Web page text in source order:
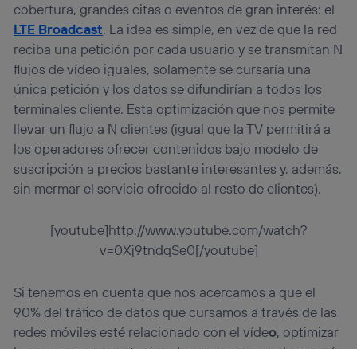
cobertura, grandes citas o eventos de gran interés: el
LTE Broadcast. La idea es simple, en vez de que la red
reciba una petición por cada usuario y se transmitan N
flujos de vídeo iguales, solamente se cursaría una
única petición y los datos se difundirían a todos los
terminales cliente. Esta optimización que nos permite
llevar un flujo a N clientes (igual que la TV permitirá a
los operadores ofrecer contenidos bajo modelo de
suscripción a precios bastante interesantes y, además,
sin mermar el servicio ofrecido al resto de clientes).
[youtube]http://www.youtube.com/watch?
v=0Xj9tndqSe0[/youtube]
Si tenemos en cuenta que nos acercamos a que el
90% del tráfico de datos que cursamos a través de las
redes móviles esté relacionado con el vídeo, optimizar